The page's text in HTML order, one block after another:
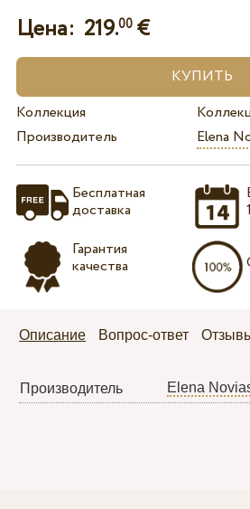
Цена: 219.00€
Коллекция
Производитель
Elena
Бесплатная
доставка
Гарантия
качества
Описание Вопрос-ответ
Производитель Elena